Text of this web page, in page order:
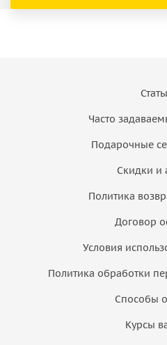
Часто
Подарочные
Скидки и
Политика
Договор
Условия
Политика обработки
Способы
Курсы